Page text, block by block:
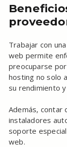
Trabajar con
web permite
preocuparse
hosting no solo
su rendimiento
Además, contar
instaladores
soporte
web.